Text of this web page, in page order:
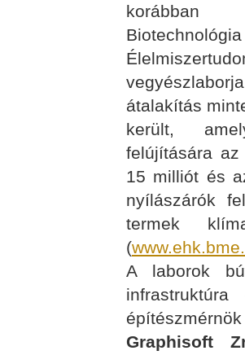
korábban
átalakítás
került,
felújítására
15 milliót és
nyílászárók
termek
(
A laborok
Graphisoft